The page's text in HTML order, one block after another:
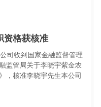
资格获核准
司收到国家金融监督管理
监管局关于李晓宇紫金农
，核准李晓宇先生本公司